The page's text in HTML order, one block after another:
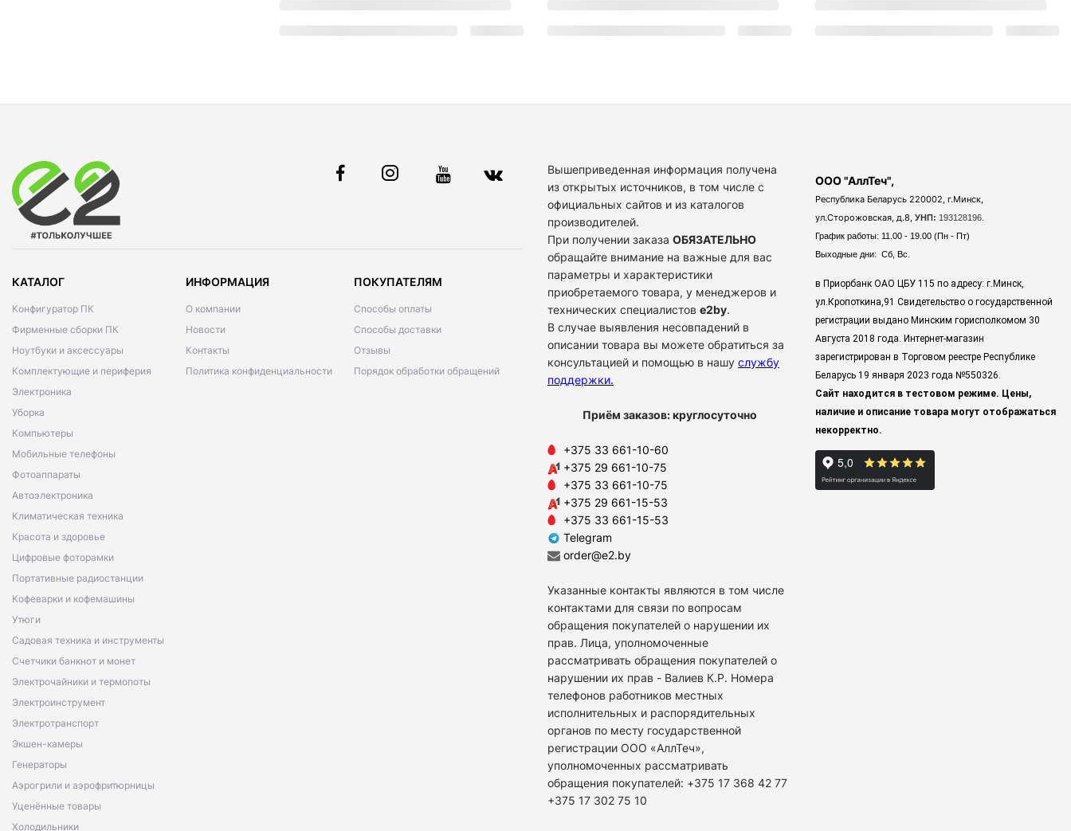
КАТАЛОГ
Конфигуратор ПК
Фирменные сборки ПК
Ноутбуки и аксессуары
Комплектующие и периферия
Электроника
Уборка
Компьютеры
Мобильные телефоны
Фотоаппараты
Автоэлектроника
Климатическая техника
Красота и здоровье
Цифровые фоторамки
Портативные радиостанции
Кофеварки и кофемашины
Утюги
Садовая техника и инструменты
Счетчики банкнот и монет
Электрочайники и термопоты
Электроинструмент
Электротранспорт
Экшен-камеры
Генераторы
Аэрогрили и аэрофритюрницы
Уценённые товары
Холодильники
ИНФОРМАЦИЯ
О компании
Новости
Контакты
Политика конфиденциальности
ПОКУПАТЕЛЯМ
Способы оплаты
Способы доставки
Отзывы
Порядок обработки обращений
Вышеприведенная информация получена
из открытых источников, в том числе с
официальных сайтов и из каталогов
производителей.
При получении заказа ОБЯЗАТЕЛЬНО
обращайте внимание на важные для вас
параметры и характеристики
приобретаемого товара, у менеджеров и
технических специалистов e2by.
В случае выявления несовпадений в
описании товара вы можете обратиться за
консультацией и помощью в нашу службу
поддержки.
Приём заказов: круглосуточно
+375 33 661-10-60
+375 29 661-10-75
+375 33 661-10-75
+375 29 661-15-53
+375 33 661-15-53
Telegram
order@e2.by
Указанные контакты являются в том числе
контактами для связи по вопросам
обращения покупателей о нарушении их
прав. Лица, уполномоченные
рассматривать обращения покупателей о
нарушении их прав - Валиев К.Р. Номера
телефонов работников местных
исполнительных и распорядительных
органов по месту государственной
регистрации ООО «АллТеч»,
уполномоченных рассматривать
обращения покупателей: +375 17 368 42 77
+375 17 302 75 10
ООО "АллТеч",
Республика Беларусь 220002, г.Минск,
ул.Сторожовская, д.8, УНП: 193128196.
График работы: 11.00 - 19.00 (Пн - Пт)
Выходные дни: Сб, Вс.
в Приорбанк ОАО ЦБУ 115 по адресу: г.Минск,
ул.Кропоткина,91 Свидетельство о государственной
регистрации выдано Минским горисполкомом 30
Августа 2018 года. Интернет-магазин
зарегистрирован в Торговом реестре Республике
Беларусь 19 января 2023 года №550326.
Сайт находится в тестовом режиме. Цены,
наличие и описание товара могут отображаться
некорректно.